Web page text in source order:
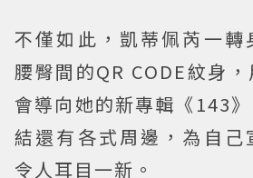
不僅如此，凱蒂佩芮一轉
腰臀間的QR CODE紋身
會導向她的新專輯《143
結還有各式周邊，為自己
令人耳目一新。